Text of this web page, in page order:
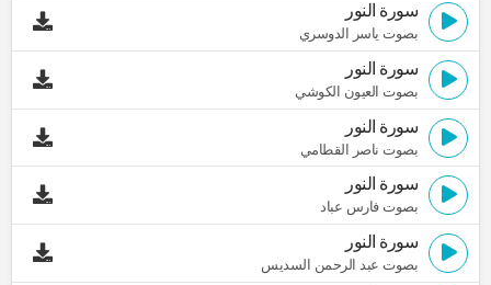
سورة النور
بصوت ياسر الدوسري
سورة النور
بصوت العيون الكوشي
سورة النور
بصوت ناصر القطامي
سورة النور
بصوت فارس عباد
سورة النور
بصوت عبد الرحمن السديس